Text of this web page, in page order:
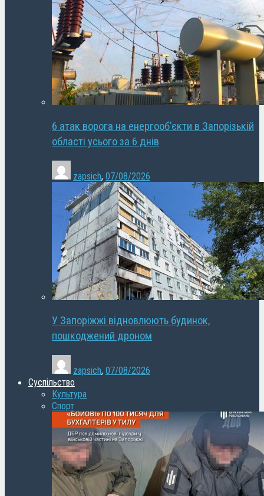
6 атак ворога на енергооб’єкти в Запорізькій
області усього за 6 днів
zapsich, 07/08/2026
У Запоріжжі відновлюють будинок,
пошкоджений дроном
zapsich, 07/08/2026
Суспільство
Культура
Спорт